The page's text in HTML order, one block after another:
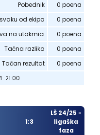
Pobednik
0 poena
od ekipa
0 poena
na utakmici
0 poena
Tačna razlika
0 poena
Tačan rezultat
0 poena
21:00
1:3
LŠ 24/25 -
ligaška
faza